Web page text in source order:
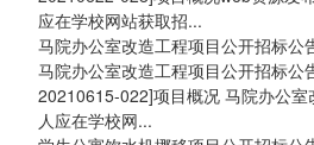
应在学校网站获取招...
马院办公室改造工程项目公开招标公
马院办公室改造工程项目公开招标公
20210615-022]项目概况 马院办公
人应在学校网...